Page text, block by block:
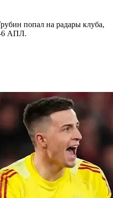
попал на радары клуба,
6 АПЛ.